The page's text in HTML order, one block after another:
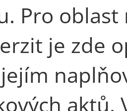
Pro
je zde
aktů.